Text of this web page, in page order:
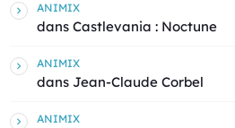
ANIMIX
dans Castlevania : Noctune
ANIMIX
dans Jean-Claude Corbel
ANIMIX